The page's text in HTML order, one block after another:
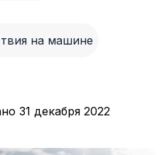
на машине
31 декабря 2022